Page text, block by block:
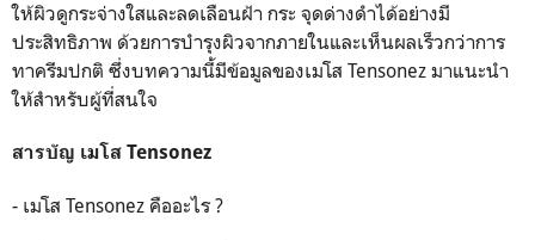
ให้ผิวดูกระจ่างใสและลดเลือนฝ้า กระ จุดด่างดำได้อย่างมี
ประสิทธิภาพ ด้วยการบำรุงผิวจากภายในและเห็นผลเร็วกว่าการ
ทาครีมปกติ ซึ่งบทความนี้มีข้อมูลของเมโส Tensonez มาแนะนำ
ให้สำหรับผู้ที่สนใจ
สารบัญ เมโส Tensonez
- เมโส Tensonez คืออะไร ?